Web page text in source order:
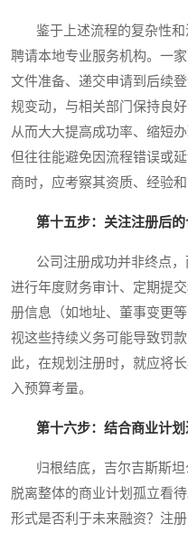
鉴于上述流程的复杂性和
聘请本地专业服务机构。一
文件准备、递交申请到后续
规变动，与相关部门保持良
从而大大提高成功率、缩短
但往往能避免因流程错误或
商时，应考察其资质、经验和
第十五步：关注注册后
公司注册成功并非终点，
进行年度财务审计、定期提
册信息（如地址、董事变更
视这些持续义务可能导致罚
此，在规划注册时，就应将
入预算考量。
第十六步：结合商业计
归根结底，吉尔吉斯斯坦
脱离整体的商业计划孤立看
形式是否利于未来融资？注